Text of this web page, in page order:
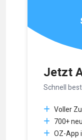
Jetzt
Schnell
Voller
700+
OZ-App